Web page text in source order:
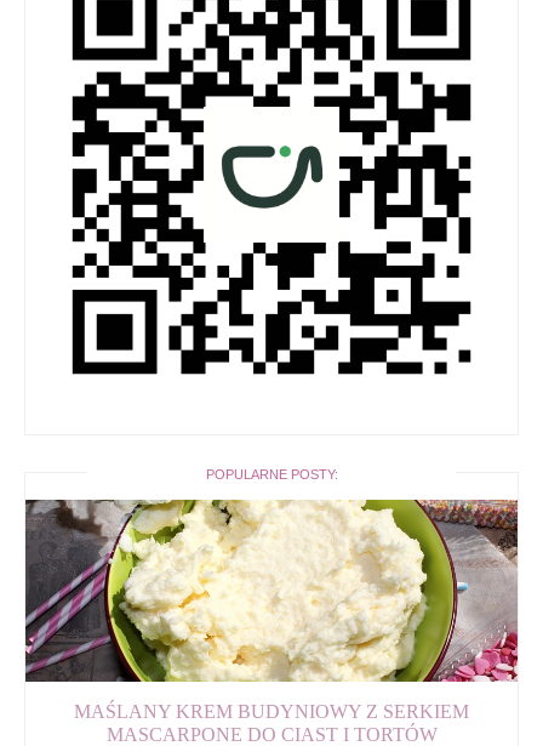
POPULARNE POSTY:
MAŚLANY KREM BUDYNIOWY Z SERKIEM
MASCARPONE DO CIAST I TORTÓW